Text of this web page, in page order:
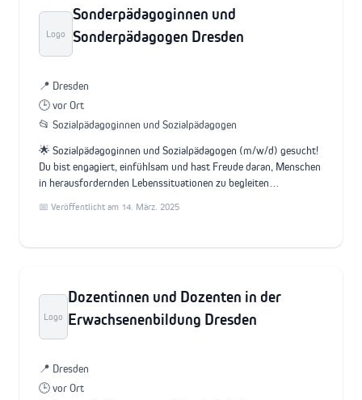
Logo
Sonderpädagoginnen und
Sonderpädagogen Dresden
📍 Dresden
🕒 vor Ort
📂 Sozialpädagoginnen und Sozialpädagogen
🌟 Sozialpädagoginnen und Sozialpädagogen (m/w/d) gesucht!
Du bist engagiert, einfühlsam und hast Freude daran, Menschen
in herausfordernden Lebenssituationen zu begleiten…
📅 Veröffentlicht am 14. März. 2025
Logo
Dozentinnen und Dozenten in der
Erwachsenenbildung Dresden
📍 Dresden
🕒 vor Ort